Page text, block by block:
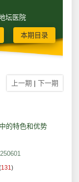
坛医院
本期目录
上一期 | 下一期
的特色和优势
131)